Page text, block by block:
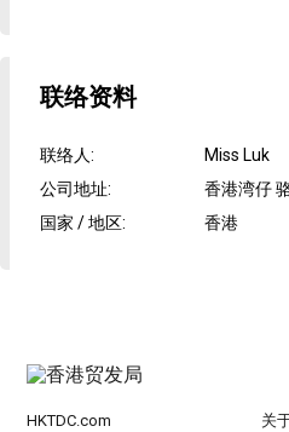
联络资料
联络人:
Miss Luk
公司地址:
香港湾仔
国家 / 地区: 香港
HKTDC.com 关